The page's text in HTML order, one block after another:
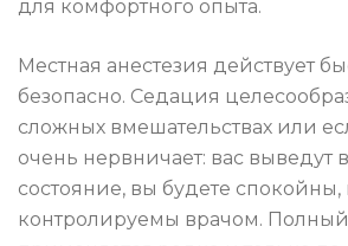
для комфортного опыта.
Местная анестезия действует
безопасно. Седация
сложных вмешательствах или
очень нервничает: вас выведут
состояние, вы будете спокойны,
контролируемы врачом.